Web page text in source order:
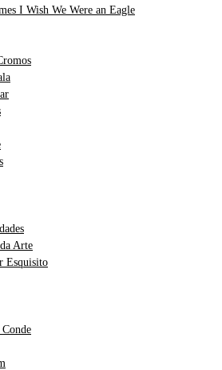
I Wish We Were an Eagle
Arte
Esquisito